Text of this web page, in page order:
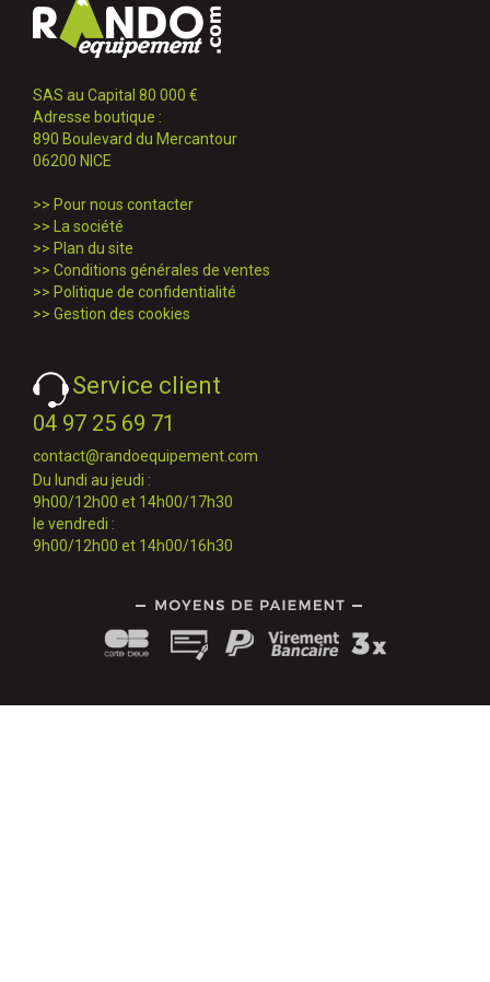
SAS au Capital 80 000 €
Adresse boutique :
890 Boulevard du Mercantour
06200 NICE
>> Pour nous contacter
>>
La société
>> Plan du site
>> Conditions générales de ventes
>> Politique de confidentialité
>> Gestion des cookies
Service client
04 97 25 69 71
contact@randoequipement.com
Du lundi au jeudi :
9h00/12h00 et 14h00/17h30
le vendredi :
9h00/12h00 et 14h00/16h30